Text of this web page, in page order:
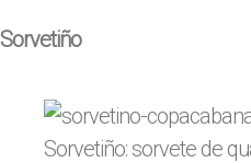
Sorvetiño
Sorvetiño: sorvete de